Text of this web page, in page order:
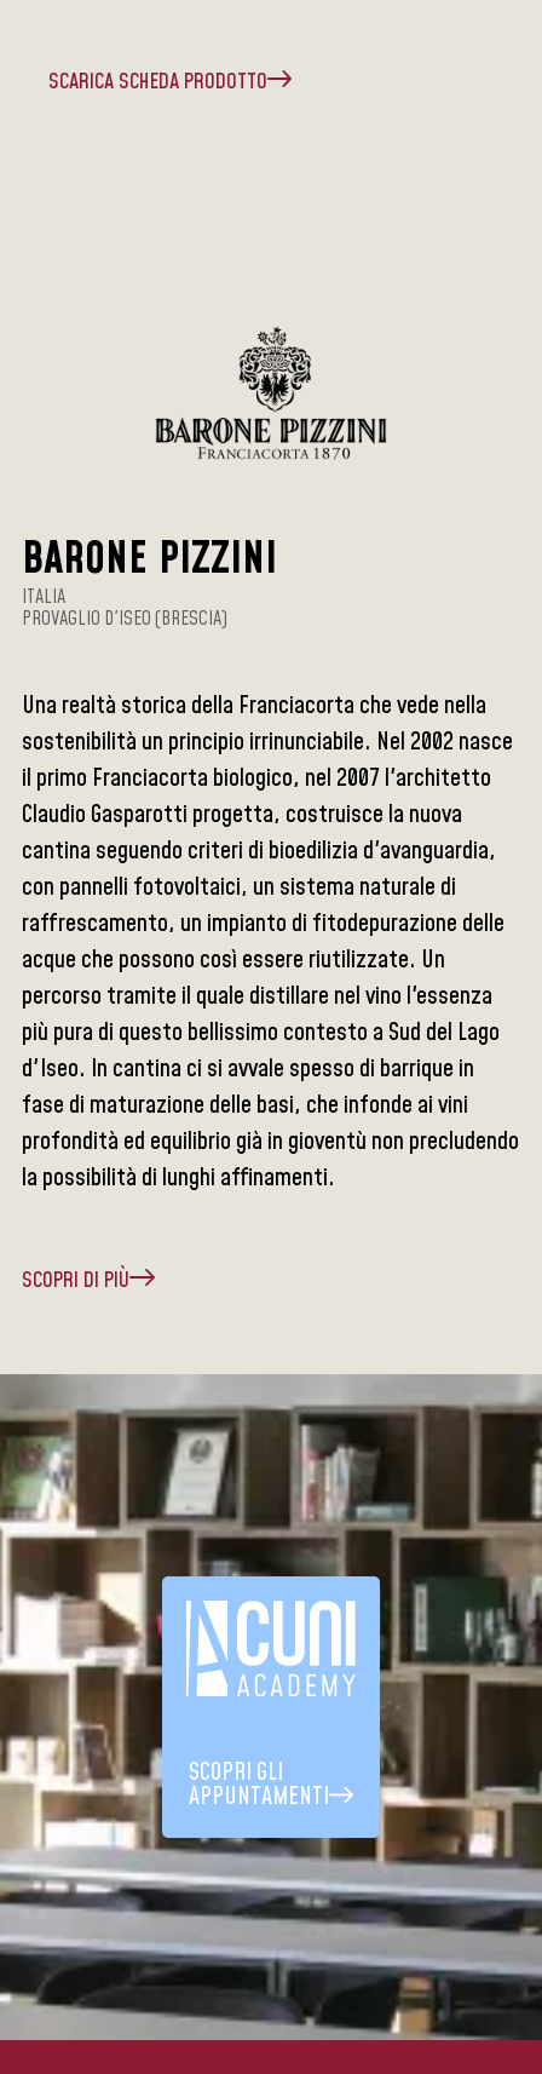
SCARICA SCHEDA PRODOTTO
BARONE PIZZINI
ITALIA
PROVAGLIO D'ISEO (BRESCIA)
Una realtà storica della Franciacorta che vede nella
sostenibilità un principio irrinunciabile. Nel 2002 nasce
il primo Franciacorta biologico, nel 2007 l'architetto
Claudio Gasparotti progetta, costruisce la nuova
cantina seguendo criteri di bioedilizia d'avanguardia,
con pannelli fotovoltaici, un sistema naturale di
raffrescamento, un impianto di fitodepurazione delle
acque che possono così essere riutilizzate. Un
percorso tramite il quale distillare nel vino l'essenza
più pura di questo bellissimo contesto a Sud del Lago
d'Iseo. In cantina ci si avvale spesso di barrique in
fase di maturazione delle basi, che infonde ai vini
profondità ed equilibrio già in gioventù non precludendo
la possibilità di lunghi affinamenti.
SCOPRI DI PIÙ
SCOPRI GLI
APPUNTAMENTI